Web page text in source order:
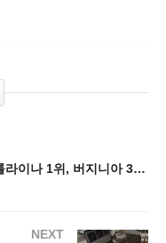
미국 경제우수 노스 캐롤라이나 1위, 버지니아 3위, 메릴랜드 27위
NEXT